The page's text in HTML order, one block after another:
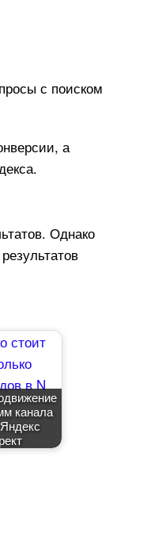
с поиском
а
Однако
канала